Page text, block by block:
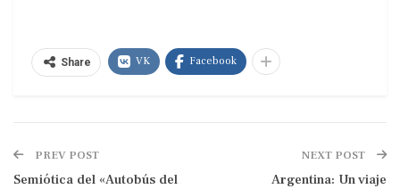
Alemania fue como un campanazo de alarma.
Share VK Facebook
PREV POST
Semiótica del «Autobús del
NEXT POST
Argentina: Un viaje